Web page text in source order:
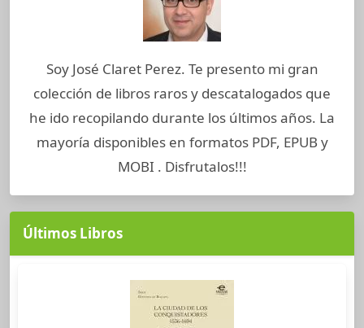
Soy José Claret Perez. Te presento mi gran
colección de libros raros y descatalogados que
he ido recopilando durante los últimos años. La
mayoría disponibles en formatos PDF, EPUB y
MOBI . Disfrutalos!!!
Últimos Libros